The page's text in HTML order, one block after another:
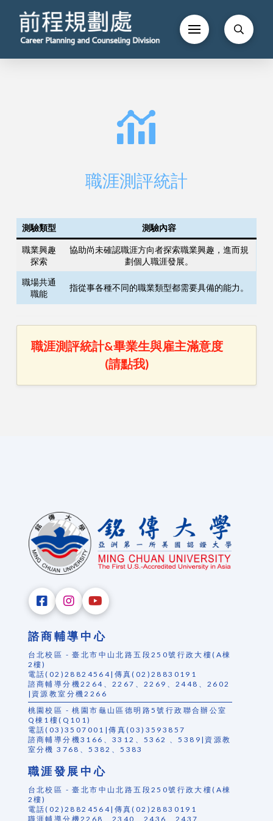
職涯測評統計
測驗類型 測驗內容
職業興趣
探索
協助尚未確認職涯方向者探索職業興趣，進而規
劃個人職涯發展。
職場共通
職能
指從事各種不同的職業類型都需要具備的能力。
職涯測評統計&畢業生與雇主滿意度
(請點我)
諮商輔導中心
台北校區 - 臺北市中山北路五段250號行政大樓(A棟
2樓)
電話(02)28824564|傳真(02)28830191
諮商輔導分機2264、2267、2269、2448、2602
|資源教室分機2266
桃園校區 - 桃園市龜山區德明路5號行政聯合辦公室
Q棟1樓(Q101)
電話(03)3507001|傳真(03)3593857
諮商輔導分機3166、3312、5362 、5389|資源教
室分機 3768、5382、5383
職涯發展中心
台北校區 - 臺北市中山北路五段250號行政大樓(A棟
2樓)
電話(02)28824564|傳真(02)28830191
職涯輔導分機2268、2340、2436、2437、